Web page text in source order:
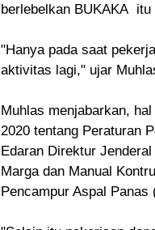
berlebelkan BUKAKA itu
"Hanya pada saat
aktivitas lagi," ujar
Muhlas menjabarkan,
2020 tentang Peraturan
Edaran Direktur
Marga dan Manual
Pencampur Aspal